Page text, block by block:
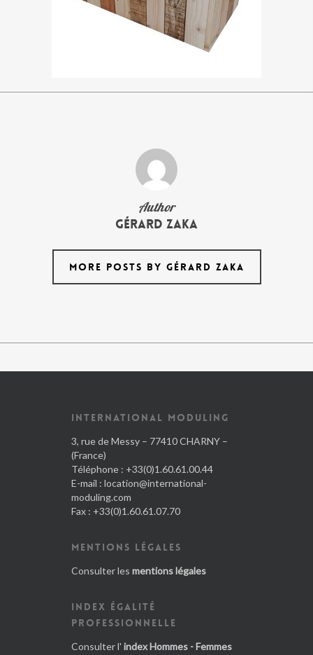
Author
Gérard Zaka
MORE POSTS BY GÉRARD ZAKA
INTERNATIONAL MODULING
3, rue de Messy – 77410 CHARNY –
(France)
Téléphone : +33(0)1.60.61.00.44
E-mail : location@international-
moduling.com
Fax : +33(0)1.60.61.07.70
MENTIONS LÉGALES
Consulter les mentions légales
INDEX ÉGALITÉ
PROFESSIONNELLE
Consulter l' index Hommes - Femmes